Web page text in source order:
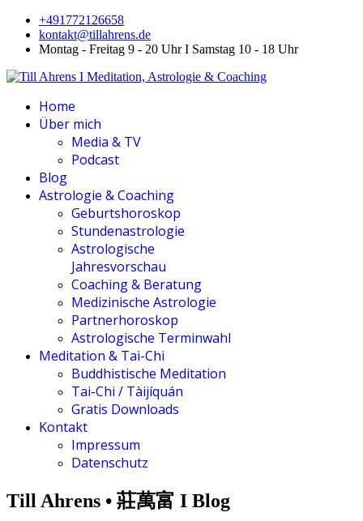
+491772126658
kontakt@tillahrens.de
Montag - Freitag 9 - 20 Uhr I Samstag 10 - 18 Uhr
Home
Über mich
Media & TV
Podcast
Blog
Astrologie & Coaching
Geburtshoroskop
Stundenastrologie
Astrologische
Jahresvorschau
Coaching & Beratung
Medizinische Astrologie
Partnerhoroskop
Astrologische Terminwahl
Meditation & Tai-Chi
Buddhistische Meditation
Tai-Chi / Tàijíquán
Gratis Downloads
Kontakt
Impressum
Datenschutz
Till Ahrens • 莊萬富 I Blog